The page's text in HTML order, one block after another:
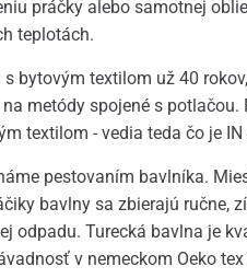
práčky alebo samotnej
teplotách.
bytovým textilom už 40 rokov,
metódy spojené s potlačou.
textilom - vedia teda čo je IN
pestovaním bavlníka.
bavlny sa zbierajú ručne,
odpadu. Turecká bavlna je
v nemeckom Oeko